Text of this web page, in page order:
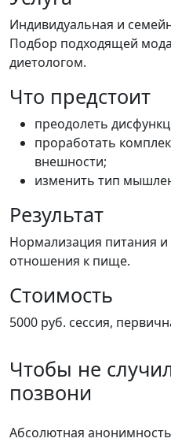
Индивидуальная и
Подбор подходящей
диетологом.
Что предстоит
преодолеть
проработать
внешности;
изменить тип
Результат
Нормализация питания и
отношения к пище.
Стоимость
5000 руб. сессия,
Чтобы не
позвони
Абсолютная анонимность